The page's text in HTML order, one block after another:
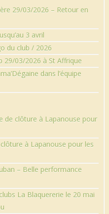
29/03/2026 – Retour en
3 avril
du club / 2026
29/03/2026 à St Affrique
dans l’équipe
de clôture à Lapanouse pour
à Lapanouse pour les
– Belle performance
La Blaquererie le 20 mai